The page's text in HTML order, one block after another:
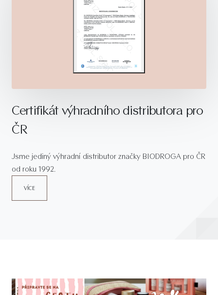
Certifikát výhradního distributora pro
ČR
Jsme jediný výhradní distributor značky BIODROGA pro ČR
od roku 1992.
VÍCE